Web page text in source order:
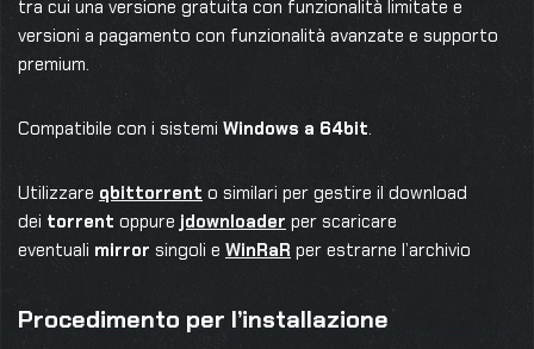
tra cui una versione gratuita con funzionalità limitate e
versioni a pagamento con funzionalità avanzate e supporto
premium.
Compatibile con i sistemi Windows a 64bit.
Utilizzare qbittorrent o similari per gestire il download
dei torrent oppure jdownloader per scaricare
eventuali mirror singoli e WinRaR per estrarne l’archivio
Procedimento per l’installazione